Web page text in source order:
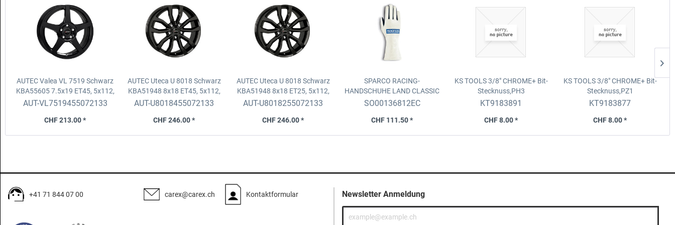
AUTEC Valea VL 7519 Schwarz
KBA556057.5x19 ET45, 5x112,
D.70 ZR
AUT-VL7519455072133
CHF 213.00 *
AUTEC Uteca U 8018 Schwarz
KBA51948 8x18 ET45, 5x112,
D.70 ZR
AUT-U8018455072133
CHF 246.00 *
AUTEC Uteca U 8018 Schwarz
KBA51948 8x18 ET25, 5x112,
D.70 ZR
AUT-U8018255072133
CHF 246.00 *
SPARCO RACING-
HANDSCHUHE LAND CLASSIC
2025 (FIA)Ecru, Grösse 12
SO00136812EC
CHF 111.50 *
KS TOOLS 3/8" CHROME+ Bit-
Stecknuss,PH3
KT9183891
CHF 8.00 *
KS TOOLS 3/8" CHROME+ Bit-
Stecknuss,PZ1
KT9183877
CHF 8.00 *
+41 71 844 07 00 carex@carex.ch Kontaktformular Newsletter Anmeldung